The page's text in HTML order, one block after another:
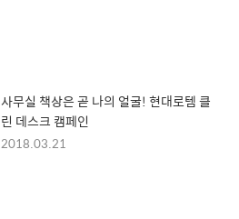
사무실 책상은 곧 나의 얼굴! 현대로템 클
린 데스크 캠페인
2018.03.21